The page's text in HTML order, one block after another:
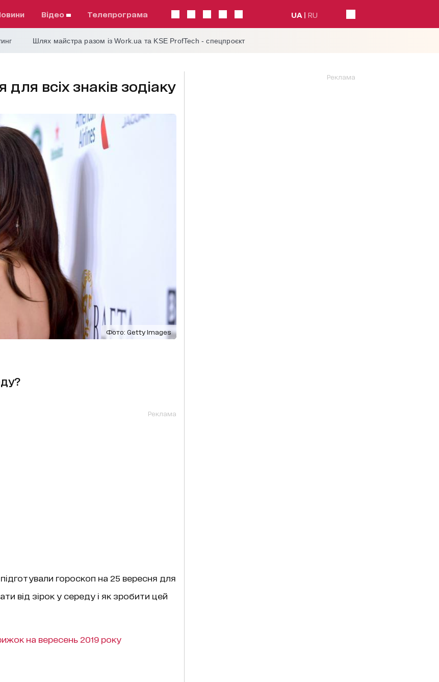
Новини відео телепрограма UA RU
Шлях майстра разом із Work.ua та KSE ProfTech - спецпроєкт
всіх знаків зодіаку
Фото: Getty Images
Реклама
гороскоп на 25 вересня для
від зірок у середу і як зробити цей
на вересень 2019 року
Реклама